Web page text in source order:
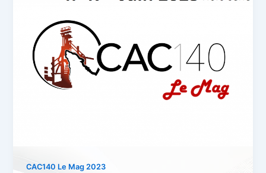
CAC140 Le Mag 2023